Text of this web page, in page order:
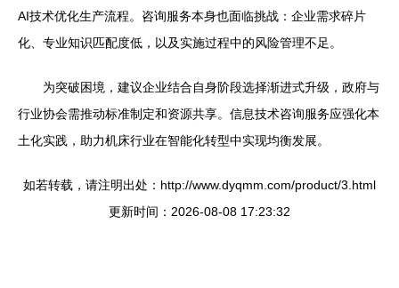
AI技术优化生产流程。咨询服务本身也面临挑战：企业需求碎片
化、专业知识匹配度低，以及实施过程中的风险管理不足。
为突破困境，建议企业结合自身阶段选择渐进式升级，政府与
行业协会需推动标准制定和资源共享。信息技术咨询服务应强化本
土化实践，助力机床行业在智能化转型中实现均衡发展。
如若转载，请注明出处：http://www.dyqmm.com/product/3.html
更新时间：2026-08-08 17:23:32